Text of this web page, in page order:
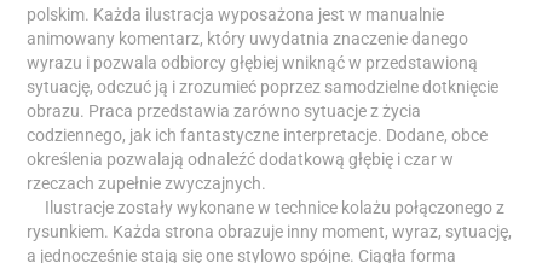
polskim. Każda ilustracja wyposażona jest w manualnie
animowany komentarz, który uwydatnia znaczenie danego
wyrazu i pozwala odbiorcy głębiej wniknąć w przedstawioną
sytuację, odczuć ją i zrozumieć poprzez samodzielne dotknięcie
obrazu. Praca przedstawia zarówno sytuacje z życia
codziennego, jak ich fantastyczne interpretacje. Dodane, obce
określenia pozwalają odnaleźć dodatkową głębię i czar w
rzeczach zupełnie zwyczajnych.
Ilustracje zostały wykonane w technice kolażu połączonego z
rysunkiem. Każda strona obrazuje inny moment, wyraz, sytuację,
a jednocześnie stają się one stylowo spójne. Ciągła forma